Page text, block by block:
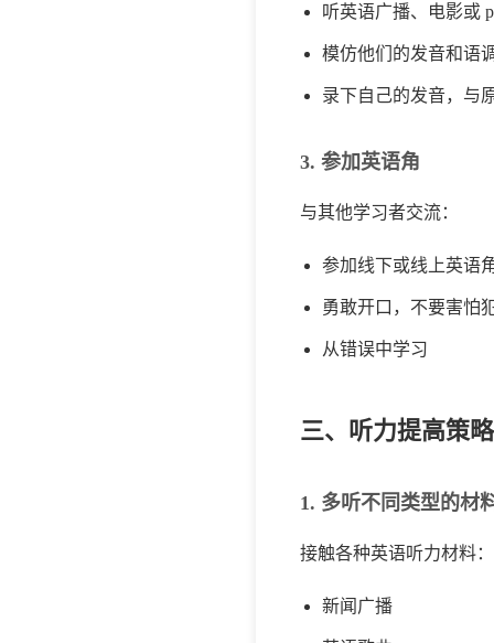
听英语广播、电影或
模仿他们的发音和语调
录下自己的发音，与
3. 参加英语角
与其他学习者交流：
参加线下或线上英语
勇敢开口，不要害怕
从错误中学习
三、听力提高策略
1. 多听不同类型的材
接触各种英语听力材料：
新闻广播